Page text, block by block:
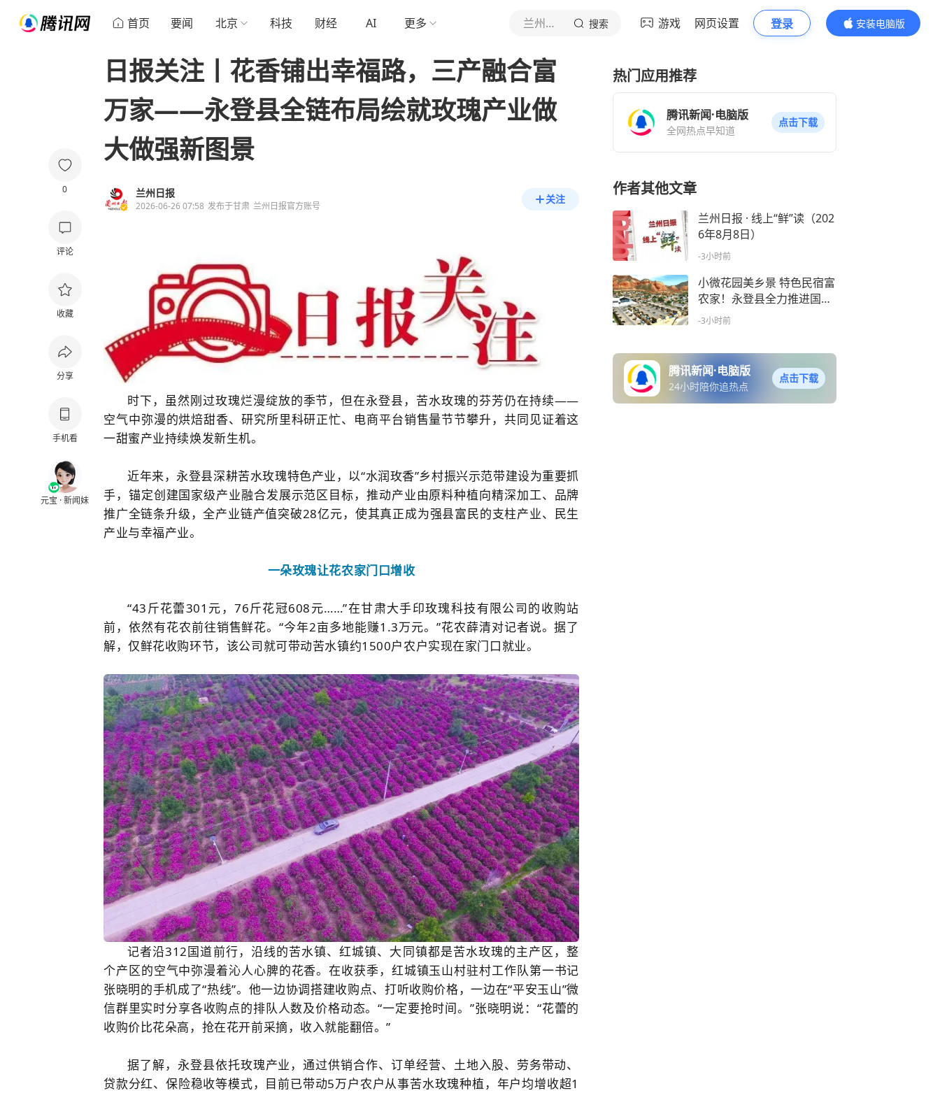
首页 要闻 北京 科技 财经 AI 更多 兰州日报 搜索 游戏 网页设置 登录
安装电脑版
内容更精彩
0
评论
收藏
分享
手机看
元宝 · 新闻妹
日报关注丨花香铺出幸福路，三产融合富
万家——永登县全链布局绘就玫瑰产业做
大做强新图景
兰州日报
2026-06-26 07:58 发布于甘肃 兰州日报官方账号
关注
时下，虽然刚过玫瑰烂漫绽放的季节，但在永登县，苦水玫瑰的芬芳仍在持续——
空气中弥漫的烘焙甜香、研究所里科研正忙、电商平台销售量节节攀升，共同见证着这
一甜蜜产业持续焕发新生机。
近年来，永登县深耕苦水玫瑰特色产业，以“水润玫香”乡村振兴示范带建设为重要抓
手，锚定创建国家级产业融合发展示范区目标，推动产业由原料种植向精深加工、品牌
推广全链条升级，全产业链产值突破28亿元，使其真正成为强县富民的支柱产业、民生
产业与幸福产业。
一朵玫瑰让花农家门口增收
“43斤花蕾301元，76斤花冠608元……”在甘肃大手印玫瑰科技有限公司的收购站
前，依然有花农前往销售鲜花。“今年2亩多地能赚1.3万元。”花农薛清对记者说。据了
解，仅鲜花收购环节，该公司就可带动苦水镇约1500户农户实现在家门口就业。
记者沿312国道前行，沿线的苦水镇、红城镇、大同镇都是苦水玫瑰的主产区，整
个产区的空气中弥漫着沁人心脾的花香。在收获季，红城镇玉山村驻村工作队第一书记
张晓明的手机成了“热线”。他一边协调搭建收购点、打听收购价格，一边在“平安玉山”微
信群里实时分享各收购点的排队人数及价格动态。“一定要抢时间。”张晓明说：“花蕾的
收购价比花朵高，抢在花开前采摘，收入就能翻倍。”
据了解，永登县依托玫瑰产业，通过供销合作、订单经营、土地入股、劳务带动、
贷款分红、保险稳收等模式，目前已带动5万户农户从事苦水玫瑰种植，年户均增收超1
热门应用推荐
腾讯新闻·电脑版
全网热点早知道
点击下载
作者其他文章
兰州日报 · 线上“鲜”读（202
6年8月8日）
-3小时前
小微花园美乡景 特色民宿富
农家！永登县全力推进国家
级“五好两宜”和美乡村试点
-3小时前
腾讯新闻·电脑版
24小时陪你追热点
点击下载